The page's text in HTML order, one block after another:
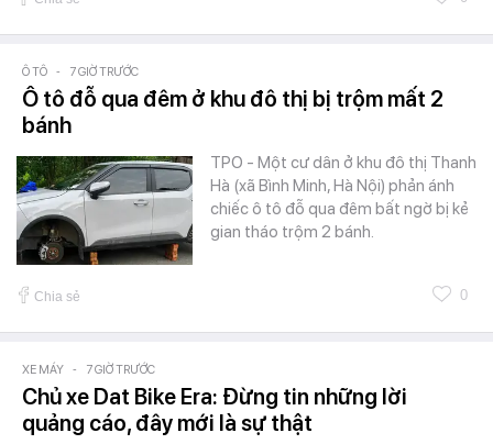
Ô TÔ - 7 GIỜ TRƯỚC
Ô tô đỗ qua đêm ở khu đô thị bị trộm mất 2
bánh
TPO - Một cư dân ở khu đô thị Thanh
Hà (xã Bình Minh, Hà Nội) phản ánh
chiếc ô tô đỗ qua đêm bất ngờ bị kẻ
gian tháo trộm 2 bánh.
Chia sẻ 0
XE MÁY - 7 GIỜ TRƯỚC
Chủ xe Dat Bike Era: Đừng tin những lời
quảng cáo, đây mới là sự thật